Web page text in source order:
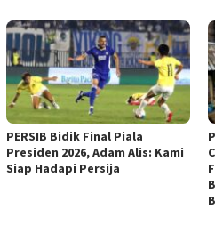
PERSIB Bidik Final Piala
Presiden 2026, Adam Alis: Kami
Siap Hadapi Persija